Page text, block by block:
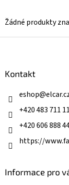
Žádné produkty
Kontakt
eshop@
+420 483 711
+420 606 888
https://
Informace pro